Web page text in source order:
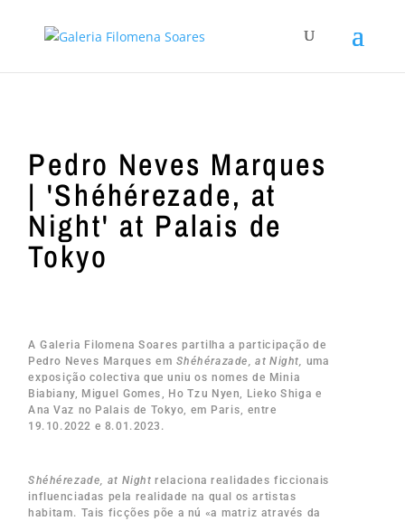
Pedro Neves Marques
| 'Shéhérezade, at
Night' at Palais de
Tokyo
A Galeria Filomena Soares partilha a participação de
Pedro Neves Marques em Shéhérazade, at Night, uma
exposição colectiva que uniu os nomes de Minia
Biabiany, Miguel Gomes, Ho Tzu Nyen, Lieko Shiga e
Ana Vaz no Palais de Tokyo, em Paris, entre
19.10.2022 e 8.01.2023.
Shéhérezade, at Night relaciona realidades ficcionais
influenciadas pela realidade na qual os artistas
habitam. Tais ficções põe a nú «a matriz através da